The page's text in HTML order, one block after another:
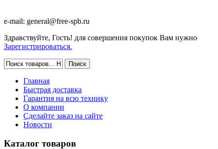
e-mail: general@free-spb.ru
Здравствуйте, Гость! для совершения покупок Вам нужно
Зарегистрироваться.
Главная
Быстрая доставка
Гарантия на всю технику
О компании
Сделайте заказ на сайте
Новости
Каталог товаров